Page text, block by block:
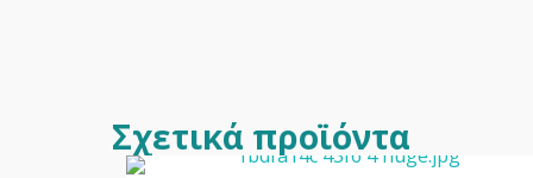
Σχετικά προϊόντα